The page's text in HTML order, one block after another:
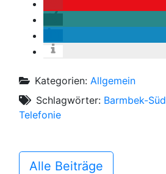
Kategorien: Allgemein
Schlagwörter: Barmbek-Süd
Telefonie
Alle Beiträge